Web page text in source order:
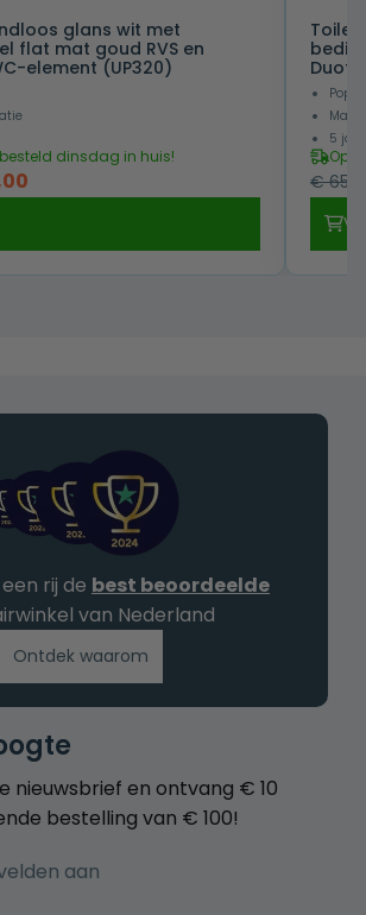
glans wit met
flat mat goud RVS en
element (UP320)
dinsdag in huis!
€ 587,00.
5
Op
€
nieuwsbrief en ontvang € 10
bestelling van € 100!
aan
rij de best beoordeelde
van Nederland
Ontdek waarom